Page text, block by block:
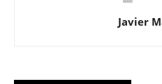
Javier